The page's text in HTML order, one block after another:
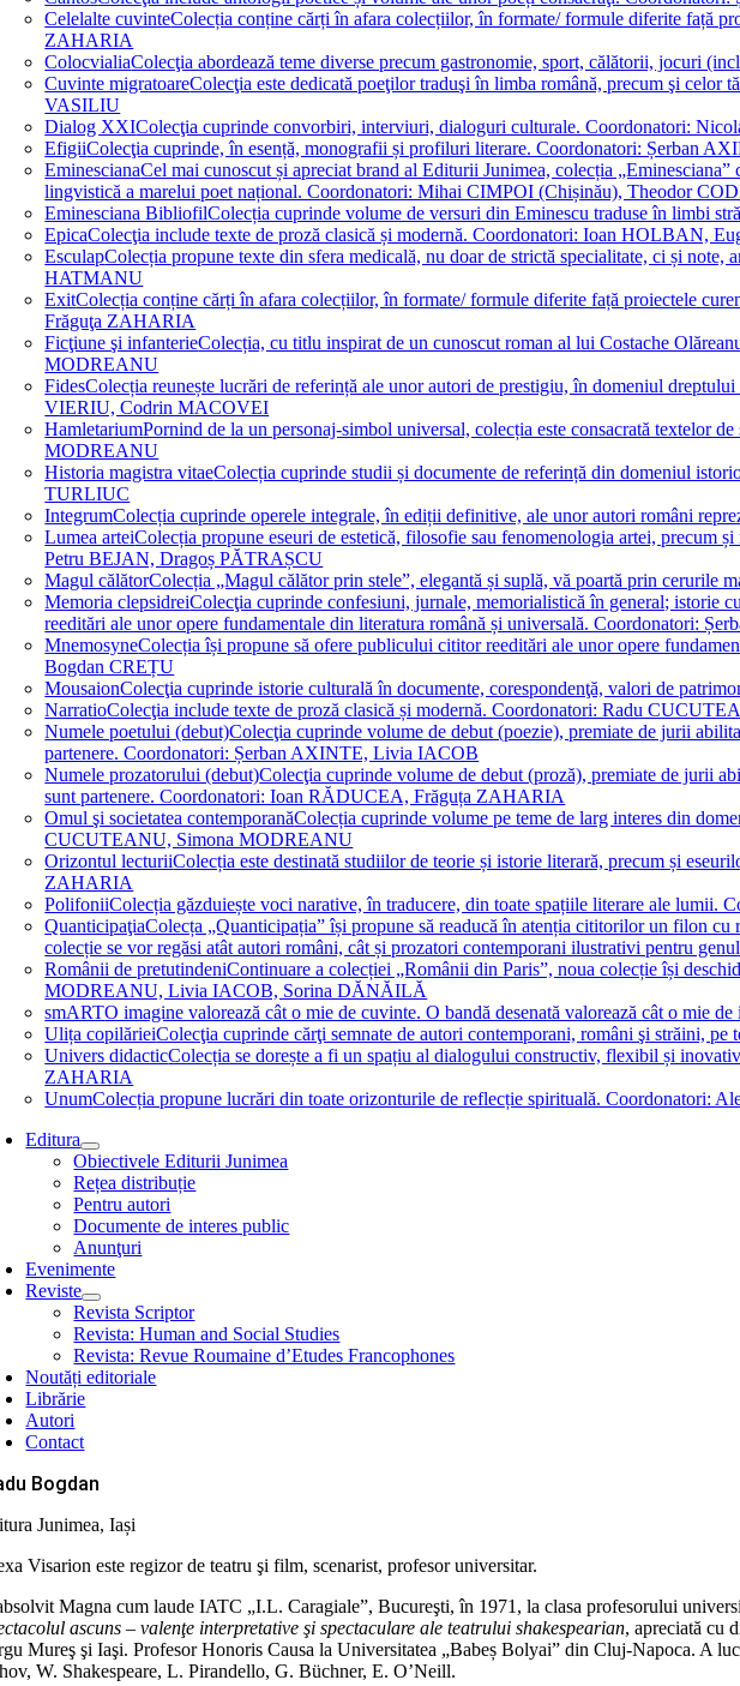
Celelalte cuvinteColecția conține cărți în afara colecțiilor, în formate/ formule diferite față
ZAHARIA
ColocvialiaColecţia abordează teme diverse precum gastronomie, sport, călătorii, jocuri
Cuvinte migratoareColecţia este dedicată poeţilor traduşi în limba română, precum şi
VASILIU
Dialog XXIColecţia cuprinde convorbiri, interviuri, dialoguri culturale. Coordonatori:
EfigiiColecţia cuprinde, în esență, monografii și profiluri literare. Coordonatori: Șerban
EminescianaCel mai cunoscut și apreciat brand al Editurii Junimea, colecția
lingvistică a marelui poet național. Coordonatori: Mihai CIMPOI (Chișinău), Theodor
Eminesciana BibliofilColecția cuprinde volume de versuri din Eminescu traduse în limbi
EpicaColecţia include texte de proză clasică și modernă. Coordonatori: Ioan HOLBAN,
EsculapColecția propune texte din sfera medicală, nu doar de strictă specialitate, ci și
HATMANU
ExitColecția conține cărți în afara colecțiilor, în formate/ formule diferite față proiectele
Frăguţa ZAHARIA
Ficţiune şi infanterieColecția, cu titlu inspirat de un cunoscut roman al lui Costache
MODREANU
FidesColecția reunește lucrări de referință ale unor autori de prestigiu, în domeniul
VIERIU, Codrin MACOVEI
HamletariumPornind de la un personaj-simbol universal, colecția este consacrată textelor
MODREANU
Historia magistra vitaeColecția cuprinde studii și documente de referință din domeniul
TURLIUC
IntegrumColecția cuprinde operele integrale, în ediții definitive, ale unor autori români
Lumea arteiColecția propune eseuri de estetică, filosofie sau fenomenologia artei, precum
Petru BEJAN, Dragoș PĂTRAȘCU
Magul călătorColecția „Magul călător prin stele”, elegantă și suplă, vă poartă prin
Memoria clepsidreiColecţia cuprinde confesiuni, jurnale, memorialistică în general; istorie
reeditări ale unor opere fundamentale din literatura română și universală. Coordonatori:
MnemosyneColecția își propune să ofere publicului cititor reeditări ale unor opere
Bogdan CREȚU
MousaionColecţia cuprinde istorie culturală în documente, corespondenţă, valori de
NarratioColecţia include texte de proză clasică și modernă. Coordonatori: Radu
Numele poetului (debut)Colecţia cuprinde volume de debut (poezie), premiate de jurii
partenere. Coordonatori: Șerban AXINTE, Livia IACOB
Numele prozatorului (debut)Colecţia cuprinde volume de debut (proză), premiate de jurii
sunt partenere. Coordonatori: Ioan RĂDUCEA, Frăguța ZAHARIA
Omul şi societatea contemporanăColecția cuprinde volume pe teme de larg interes din
CUCUTEANU, Simona MODREANU
Orizontul lecturiiColecția este destinată studiilor de teorie și istorie literară, precum și
ZAHARIA
PolifoniiColecția găzduiește voci narative, în traducere, din toate spațiile literare ale
QuanticipaţiaColecța „Quanticipația” își propune să readucă în atenția cititorilor un filon
colecție se vor regăsi atât autori români, cât și prozatori contemporani ilustrativi pentru
Românii de pretutindeniContinuare a colecției „Românii din Paris”, noua colecție își
MODREANU, Livia IACOB, Sorina DĂNĂILĂ
smARTO imagine valorează cât o mie de cuvinte. O bandă desenată valorează cât o
Ulița copilărieiColecţia cuprinde cărţi semnate de autori contemporani, români şi străini,
Univers didacticColecția se dorește a fi un spațiu al dialogului constructiv, flexibil și
ZAHARIA
UnumColecția propune lucrări din toate orizonturile de reflecție spirituală. Coordonatori:
Editura
Obiectivele Editurii Junimea
Rețea distribuție
Pentru autori
Documente de interes public
Anunţuri
Evenimente
Reviste
Revista Scriptor
Revista: Human and Social Studies
Revista: Revue Roumaine d’Etudes Francophones
Noutăți editoriale
Librărie
Autori
Contact
Bogdan
Junimea, Iași
Visarion este regizor de teatru şi film, scenarist, profesor universitar.
Magna cum laude IATC „I.L. Caragiale”, Bucureşti, în 1971, la clasa profesorului
ascuns – valenţe interpretative şi spectaculare ale teatrului shakespearian, apreciată cu
Mureş şi Iaşi. Profesor Honoris Causa la Universitatea „Babeș Bolyai” din Cluj-Napoca. A
W. Shakespeare, L. Pirandello, G. Büchner, E. O’Neill.